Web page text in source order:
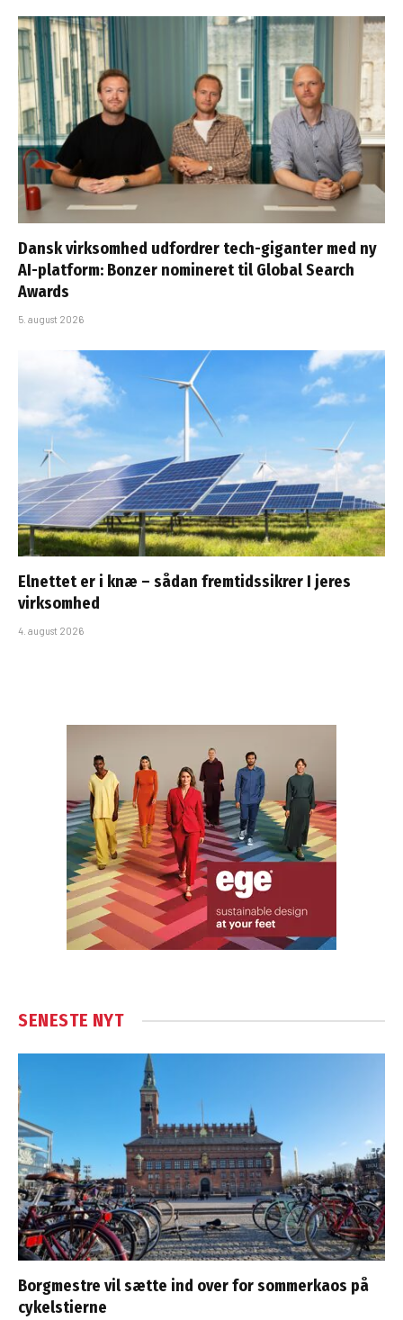
Dansk virksomhed udfordrer tech-giganter med ny
AI-platform: Bonzer nomineret til Global Search
Awards
5. august 2026
Elnettet er i knæ – sådan fremtidssikrer I jeres
virksomhed
4. august 2026
SENESTE NYT
Borgmestre vil sætte ind over for sommerkaos på
cykelstierne